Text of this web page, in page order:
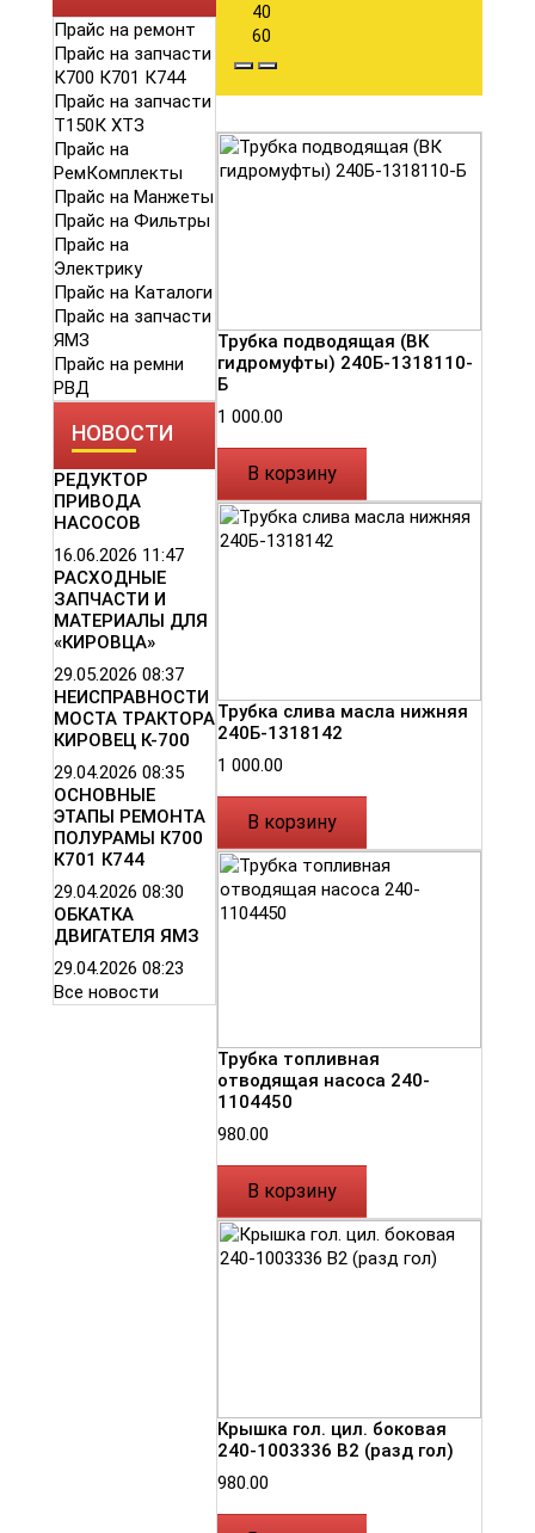
Прайс на ремонт
Прайс на запчасти
К700 К701 К744
Прайс на запчасти
Т150К ХТЗ
Прайс на
РемКомплекты
Прайс на Манжеты
Прайс на Фильтры
Прайс на
Электрику
Прайс на Каталоги
Прайс на запчасти
ЯМЗ
Прайс на ремни
РВД
НОВОСТИ
РЕДУКТОР
ПРИВОДА
НАСОСОВ
16.06.2026 11:47
РАСХОДНЫЕ
ЗАПЧАСТИ И
МАТЕРИАЛЫ ДЛЯ
«КИРОВЦА»
29.05.2026 08:37
НЕИСПРАВНОСТИ
МОСТА ТРАКТОРА
КИРОВЕЦ К-700
29.04.2026 08:35
ОСНОВНЫЕ
ЭТАПЫ РЕМОНТА
ПОЛУРАМЫ К700
К701 К744
29.04.2026 08:30
ОБКАТКА
ДВИГАТЕЛЯ ЯМЗ
29.04.2026 08:23
Все новости
40
60
Трубка подводящая (ВК
гидромуфты) 240Б-1318110-
Б
1 000.00
В корзину
Трубка слива масла нижняя
240Б-1318142
1 000.00
В корзину
Трубка топливная
отводящая насоса 240-
1104450
980.00
В корзину
Крышка гол. цил. боковая
240-1003336 В2 (разд гол)
980.00